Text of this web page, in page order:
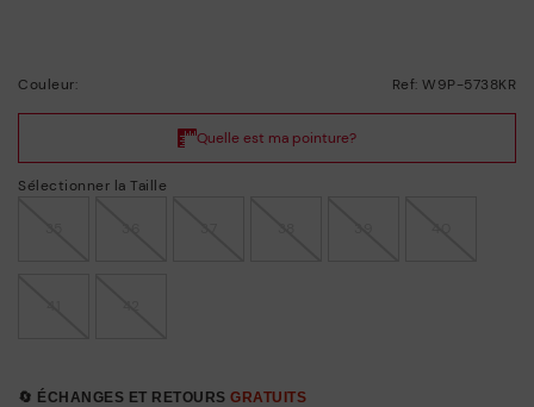
Couleur: Ref: W9P-5738KR
Sélectionner la Taille
🔄 ÉCHANGES ET RETOURS GRATUITS